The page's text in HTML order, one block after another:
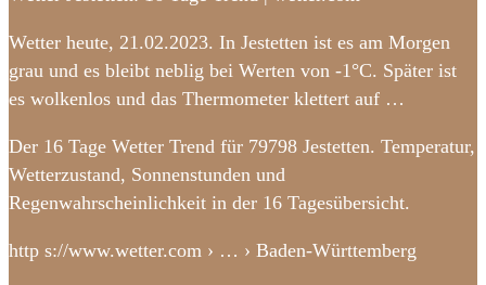
Wetter heute, 21.02.2023. In Jestetten ist es am Morgen
grau und es bleibt neblig bei Werten von -1°C. Später ist
es wolkenlos und das Thermometer klettert auf …
Der 16 Tage Wetter Trend für 79798 Jestetten. Temperatur,
Wetterzustand, Sonnenstunden und
Regenwahrscheinlichkeit in der 16 Tagesübersicht.
http s://www.wetter.com › … › Baden-Württemberg